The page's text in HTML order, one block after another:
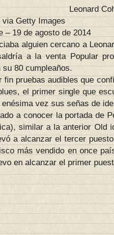
Cohen por
Getty Images
– 19 de agosto de 2014
alguien cercano a
a la venta Popular
80 cumpleaños.
fin pruebas audibles que
el primer single que
vez sus señas de
a conocer la portada de
similar a la anterior Old
a alcanzar el tercer
más vendido en once
en alcanzar el primer